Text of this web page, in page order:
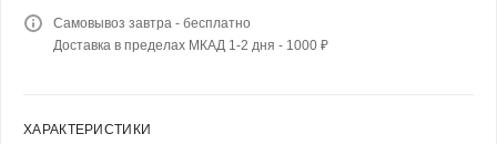
Самовывоз завтра - бесплатно
Доставка в пределах МКАД 1-2 дня - 1000 ₽
ХАРАКТЕРИСТИКИ